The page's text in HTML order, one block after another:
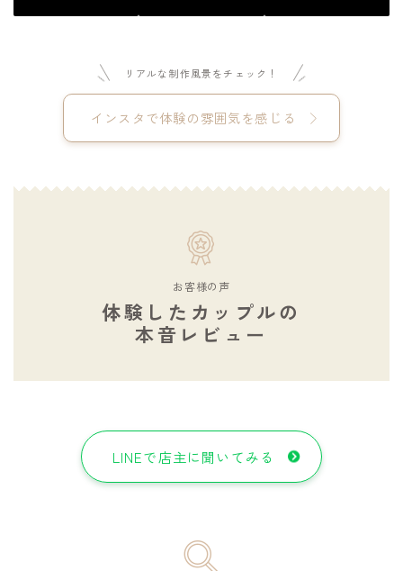
リアルな制作風景をチェック！
インスタで体験の雰囲気を感じる
お客様の声
体験したカップルの
本音レビュー
LINEで店主に聞いてみる